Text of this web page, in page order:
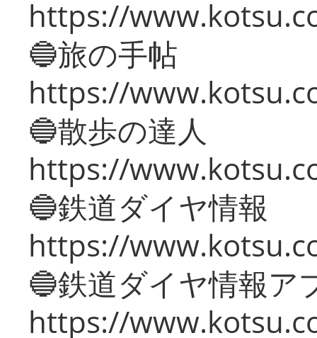
https://
🔵旅の手帖
https://
🔵散歩の達人
https://
🔵鉄道ダイヤ情報
https://
🔵鉄道ダイヤ情報ア
https://